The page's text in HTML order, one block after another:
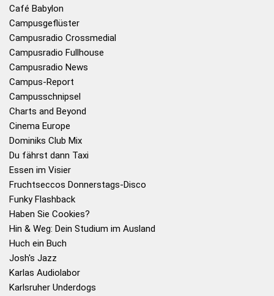
Café Babylon
Campusgeflüster
Campusradio Crossmedial
Campusradio Fullhouse
Campusradio News
Campus-Report
Campusschnipsel
Charts and Beyond
Cinema Europe
Dominiks Club Mix
Du fährst dann Taxi
Essen im Visier
Fruchtseccos Donnerstags-Disco
Funky Flashback
Haben Sie Cookies?
Hin & Weg: Dein Studium im Ausland
Huch ein Buch
Josh's Jazz
Karlas Audiolabor
Karlsruher Underdogs